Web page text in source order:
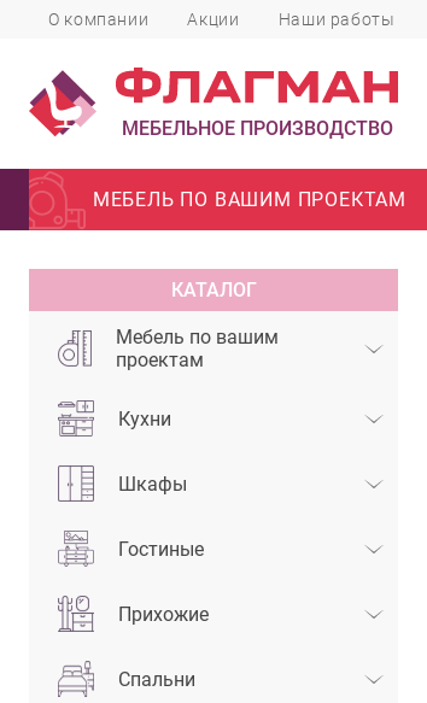
О компании Акции Наши работы
МЕБЕЛЬНОЕ ПРОИЗВОДСТВО
МЕБЕЛЬ ПО ВАШИМ ПРОЕКТАМ
КАТАЛОГ
Мебель по вашим
проектам
Кухни
Шкафы
Гостиные
Прихожие
Спальни